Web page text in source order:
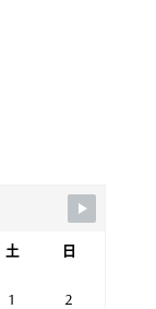
土 日
1 2